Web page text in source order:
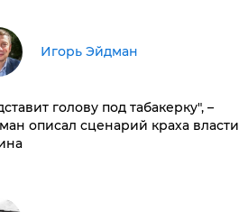
Игорь Эйдман
голову под табакерку", –
описал сценарий краха власти